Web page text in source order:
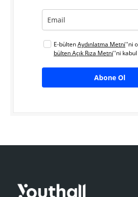
E-bültenAydınlatma Metni''ni
bülten Açık Rıza Metni''ni
Abone Ol